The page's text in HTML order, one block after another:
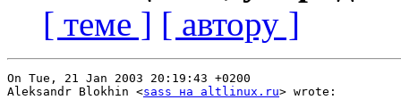
[ теме ] [ автору ]
On Tue, 21 Jan 2003 20:19:43 +0200
Aleksandr Blokhin <sass на altlinux.ru> wrote: